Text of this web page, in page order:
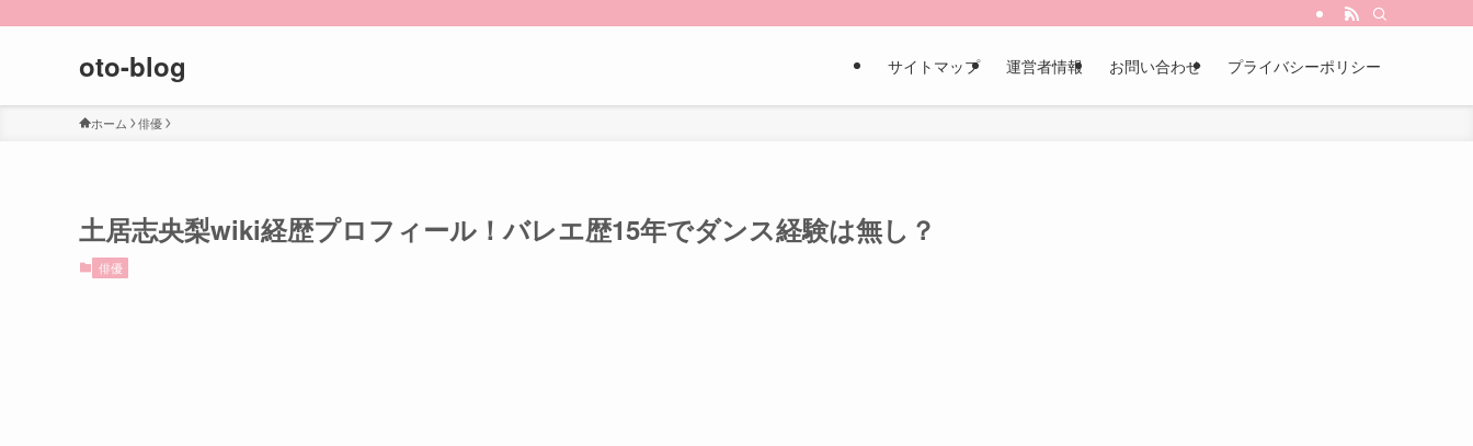
oto-blog サイトマップ 運営者情報 お問い合わせ プライバシーポリシー
ホーム 俳優
土居志央梨wiki経歴プロフィール！バレエ歴15年でダンス経験は無し？
俳優